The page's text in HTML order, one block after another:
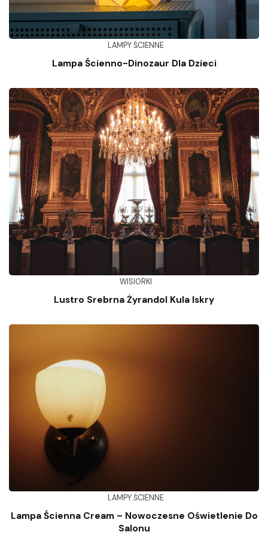
LAMPY ŚCIENNE
Lampa Ścienno-Dinozaur Dla Dzieci
WISIORKI
Lustro Srebrna Żyrandol Kula Iskry
LAMPY ŚCIENNE
Lampa Ścienna Cream – Nowoczesne Oświetlenie Do
Salonu